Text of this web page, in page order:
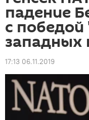
падение
с
западных
17:13 06.11.2019